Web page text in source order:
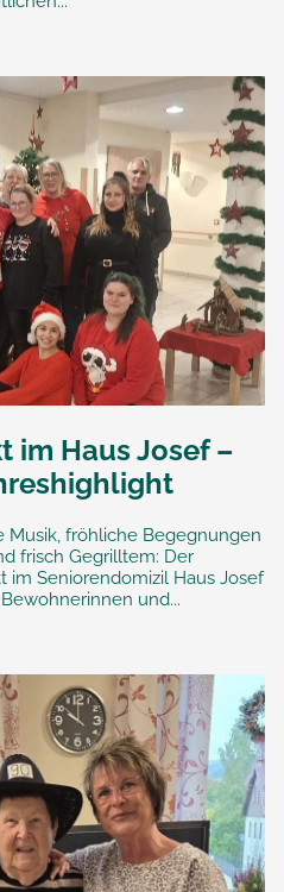
im Haus Josef –
Musik, fröhliche Begegnungen
frisch Gegrilltem: Der
im Seniorendomizil Haus Josef
und...